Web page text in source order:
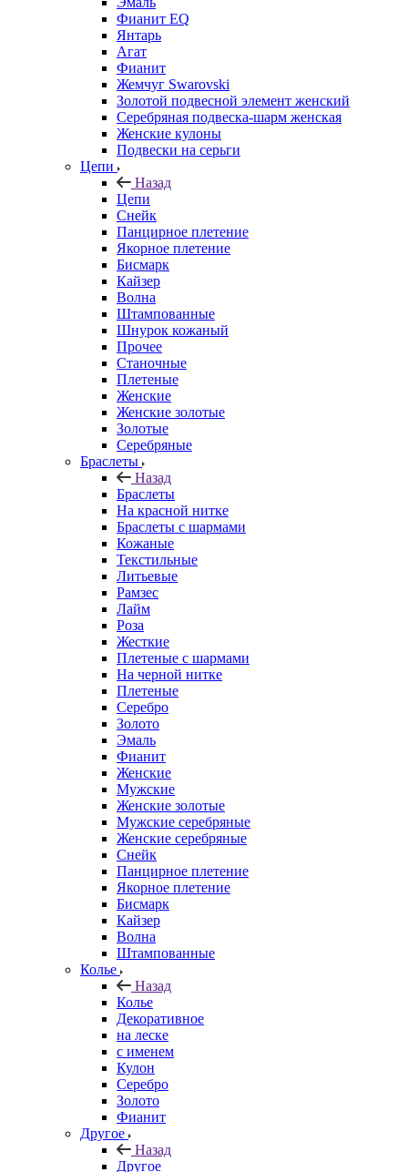
Фианит EQ
Янтарь
Агат
Фианит
Жемчуг Swarovski
Золотой подвесной элемент женcкий
Серебряная подвеска-шарм женская
Женские кулоны
Подвески на серьги
Цепи
Назад
Цепи
Снейк
Панцирное плетение
Якорное плетение
Бисмарк
Кайзер
Волна
Штампованные
Шнурок кожаный
Прочее
Станочные
Плетеные
Женские
Женские золотые
Золотые
Серебряные
Браслеты
Назад
Браслеты
На красной нитке
Браслеты с шармами
Кожаные
Текстильные
Литьевые
Рамзес
Лайм
Роза
Жесткие
Плетеные с шармами
На черной нитке
Плетеные
Серебро
Золото
Эмаль
Фианит
Женские
Мужские
Женские золотые
Мужские серебряные
Женские серебряные
Снейк
Панцирное плетение
Якорное плетение
Бисмарк
Кайзер
Волна
Штампованные
Колье
Назад
Колье
Декоративное
на леске
с именем
Кулон
Серебро
Золото
Фианит
Другое
Назад
Другое